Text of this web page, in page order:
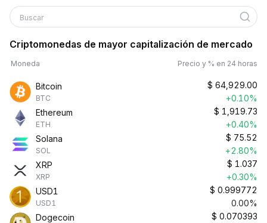
Buscar
Criptomonedas de mayor capitalización de mercado
Moneda Precio y % en 24 horas
Bitcoin
BTC
$ 64,929.00
+0.10%
Ethereum
ETH
$ 1,919.73
+0.40%
Solana
SOL
$ 75.52
+2.80%
XRP
XRP
$ 1.037
+0.30%
USD1
USD1
$ 0.999772
0.00%
Dogecoin
$ 0.070393